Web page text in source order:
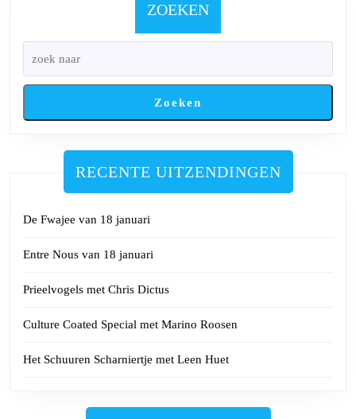
ZOEKEN
Zoeken
RECENTE UITZENDINGEN
De Fwajee van 18 januari
Entre Nous van 18 januari
Prieelvogels met Chris Dictus
Culture Coated Special met Marino Roosen
Het Schuuren Scharniertje met Leen Huet